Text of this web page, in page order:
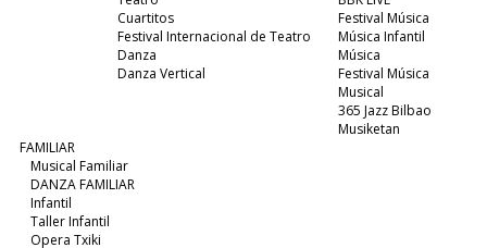
Cuartitos
Festival Internacional de Teatro
Danza
Danza Vertical
Festival Música
Música Infantil
Música
Festival Música
Musical
365 Jazz Bilbao
Musiketan
FAMILIAR
Musical Familiar
DANZA FAMILIAR
Infantil
Taller Infantil
Opera Txiki